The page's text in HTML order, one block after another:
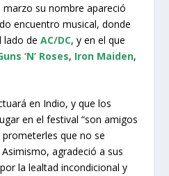
su nombre apareció
encuentro musical, donde
lado deAC/DC, y en el que
‘N’ Roses, Iron Maiden,
en Indio, y que los
en el festival “son amigos
que no se
agradeció a sus
la lealtad incondicional y